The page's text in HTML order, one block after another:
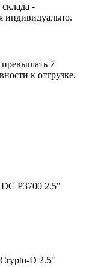
-
индивидуально.
превышать 7
к отгрузке.
P3700 2.5"
D 2.5"